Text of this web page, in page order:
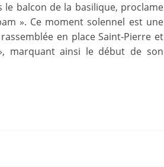
le balcon de la basilique, proclame
». Ce moment solennel est une
en place Saint-Pierre et
marquant ainsi le début de son